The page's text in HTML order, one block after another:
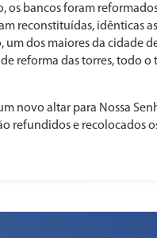
bancos foram
reconstituídas, idênticas
dos maiores da cidade
reforma das torres, todo
novo altar para Nossa
refundidos e recolocados